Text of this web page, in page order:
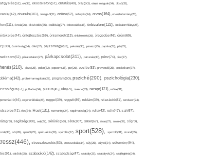
ok(36), okostelefon(57), oktatás(40), olaj(50), olajos magvak(34), olcsó(33),
olvasás(101), omega-3(31), online(52), orrfolyás(24), orvos(164), orvostudomány(26),
óvoda(26), öltözködés(35), önállóság(27), önbecsülés(36), önbizalom(122), önbizalomhiány(28),
önfejlesztés(59), önismeret(113), önkifejezés(26), öregedés(46), öröm(69),
őszinteség(34), ötlet(37), pajzsmirigy(53), pakolás(30), panasz(25), paprika(28), pár(27),
páratartalom(27), párkapcsolat(241), pattanás(30), pénz(74), piac(27),
pizza(25), pollen(32), popcorn(35), por(26), pozitív(83), prevenció(25), probiotikum(37),
problémamegoldás(27), program(60), psziché(290), pszichológia(230),
puffadás(34), pulzus(45), rák(69), reakció(33), recept(131), reflux(31),
regenerálódás(28), reggel(39), reggeli(89), reklám(39), relaxáció(81), rendszer(24),
rizs(34), Rost(131), rozmaring(24), rugalmasság(24), ruha(42), rutin(47), sajt(67),
segítség(100), sejt(27), sérülés(58), séta(107), siker(67), sírás(27), smink(37), só(70),
sör(26), spenót(27), spiritualitás(28), spórolás(37), sport(528), sportoló(31), strand(35),
stresszkezelés(53), stresszoldás(34), súly(25), súlyzó(24), sütemény(94),
sütőtök(25), szabadidő(142), szabadság(47), szabály(25), szabályok(24), szájhigiénia(24),